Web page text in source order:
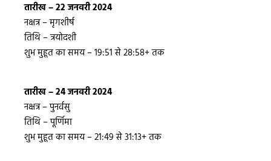
तारीख – 22 जनवरी 2024
नक्षत्र – मृगशीर्ष
तिथि – त्रयोदशी
शुभ मुहूत का समय – 19:51 से 28:58+ तक
तारीख – 24 जनवरी 2024
नक्षत्र – पुनर्वसु
तिथि – पूर्णिमा
शुभ मुहूत का समय – 21:49 से 31:13+ तक